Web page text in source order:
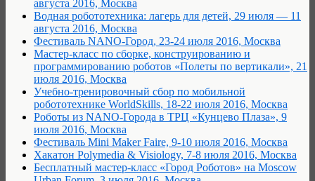
августа 2016, Москва
Водная робототехника: лагерь для детей, 29 июля — 11
августа 2016, Москва
Фестиваль NANO-Город, 23-24 июля 2016, Москва
Мастер-класс по сборке, конструированию и
программированию роботов «Полеты по вертикали», 21
июля 2016, Москва
Учебно-тренировочный сбор по мобильной
робототехнике WorldSkills, 18-22 июля 2016, Москва
Роботы из NANO-Города в TРЦ «Кунцево Плаза», 9
июля 2016, Москва
Фестиваль Mini Maker Faire, 9-10 июля 2016, Москва
Хакатон Polymedia & Visiology, 7-8 июля 2016, Москва
Бесплатный мастер-класс «Город Роботов» на Moscow